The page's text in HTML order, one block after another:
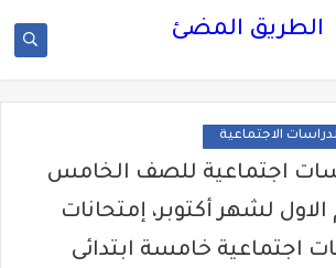
الطريق المضئ
الاجتماعية
اجتماعية للصف الخامس
الاول لشهر أكتوبر، إمتحانات
اجتماعية خامسة ابتدائى